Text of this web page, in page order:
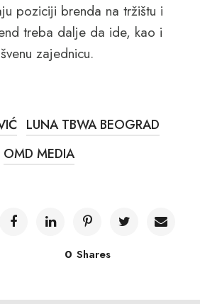
poziciji brenda na tržištu i
treba dalje da ide, kao i
zajednicu.
LUNA TBWA BEOGRAD
OMD MEDIA
0 Shares